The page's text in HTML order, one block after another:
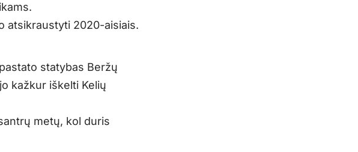
atsikraustyti 2020-aisiais.
statybas Beržų
kažkur iškelti Kelių
metų, kol duris